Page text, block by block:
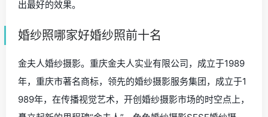
出最好的效果。
婚纱照哪家好婚纱照前十名
金夫人婚纱摄影。重庆金夫人实业有限公司，成立于1989
年，重庆市著名商标，领先的婚纱摄影服务集团，成立于1
989年，在传播视觉艺术，开创婚纱摄影市场的时空点上，